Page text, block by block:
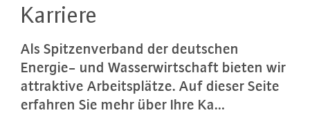
Karriere
Als Spit­zen­ver­band der deutschen
Energie- und Was­ser­wirt­schaft bieten wir
at­trak­ti­ve Ar­beits­plät­ze. Auf dieser Seite
erfahren Sie mehr über Ihre Ka…